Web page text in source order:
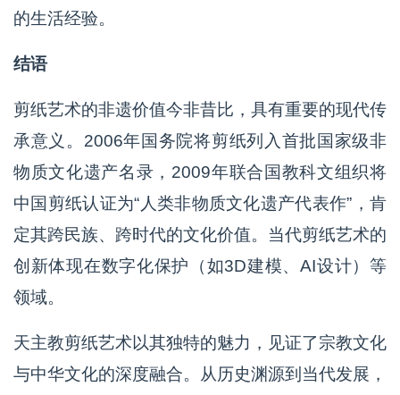
的生活经验。
结语
剪纸艺术的非遗价值今非昔比，具有重要的现代传
承意义。2006年国务院将剪纸列入首批国家级非
物质文化遗产名录，2009年联合国教科文组织将
中国剪纸认证为“人类非物质文化遗产代表作”，肯
定其跨民族、跨时代的文化价值。当代剪纸艺术的
创新体现在数字化保护（如3D建模、AI设计）等
领域。
天主教剪纸艺术以其独特的魅力，见证了宗教文化
与中华文化的深度融合。从历史渊源到当代发展，